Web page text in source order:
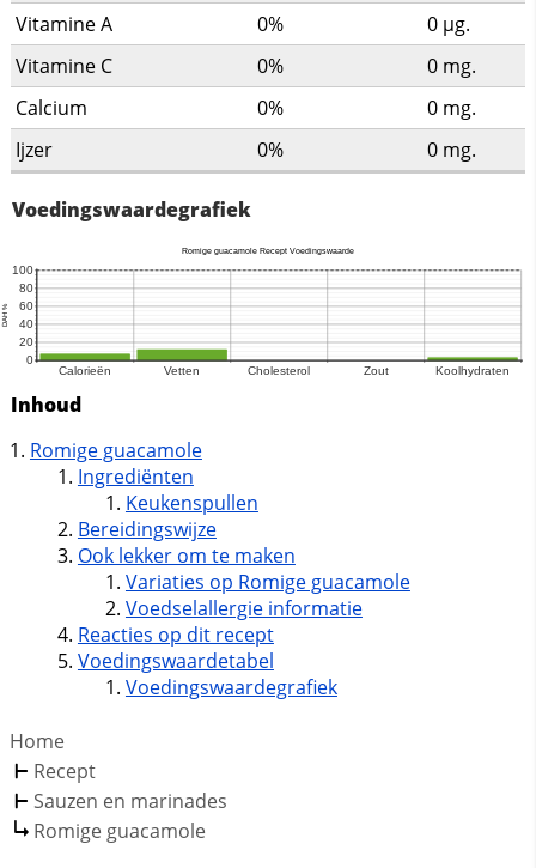
Vitamine A 0% 0 µg.
Vitamine C
0% 0 mg.
Calcium
0% 0 mg.
Ijzer
0% 0 mg.
Voedingswaardegrafiek
Inhoud
Romige guacamole
Ingrediënten
Keukenspullen
Bereidingswijze
Ook lekker om te maken
Variaties op Romige guacamole
Voedselallergie informatie
Reacties op dit recept
Voedingswaardetabel
Voedingswaardegrafiek
Home
Recept
Sauzen en marinades
Romige guacamole